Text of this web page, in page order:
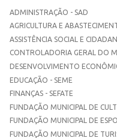
ADMINISTRAÇÃO - SAD
AGRICULTURA E
ASSISTÊNCIA SOCIAL E
CONTROLADORIA GERAL DO
DESENVOLVIMENTO
EDUCAÇÃO - SEME
FINANÇAS - SEFATE
FUNDAÇÃO MUNICIPAL DE
FUNDAÇÃO MUNICIPAL DE
FUNDAÇÃO MUNICIPAL DE